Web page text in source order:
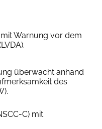
Warnung vor dem
überwacht anhand
des
C) mit